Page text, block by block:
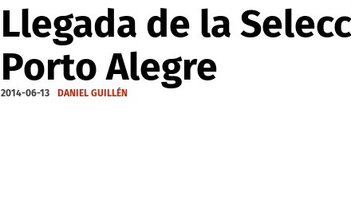
Llegada de la
Porto Alegre
2014-06-13 DANIEL GUILLÉN